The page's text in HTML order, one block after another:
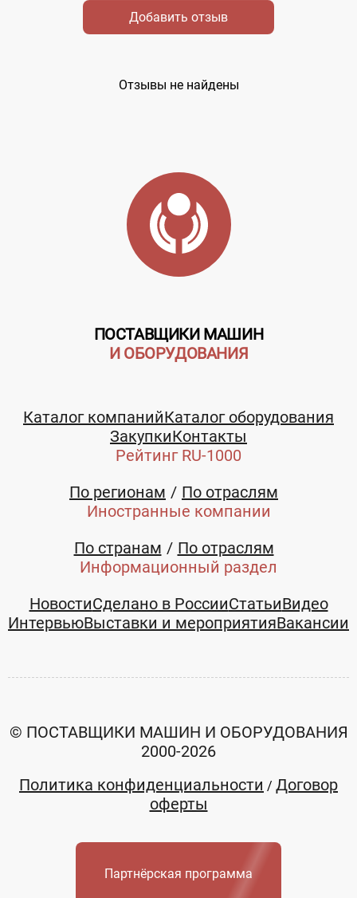
Добавить отзыв
Отзывы не найдены
ПОСТАВЩИКИ МАШИН
И ОБОРУДОВАНИЯ
Каталог компанийКаталог оборудования
ЗакупкиКонтакты
Рейтинг RU-1000
По регионам
По отраслям
Иностранные компании
По странам
По отраслям
Информационный раздел
НовостиСделано в РоссииСтатьиВидео
ИнтервьюВыставки и мероприятияВакансии
© ПОСТАВЩИКИ МАШИН И ОБОРУДОВАНИЯ
2000-2026
Политика конфиденциальности / Договор
оферты
Партнёрская программа